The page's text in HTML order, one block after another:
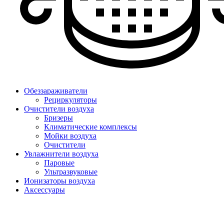
Обеззараживатели
Рециркуляторы
Очистители воздуха
Бризеры
Климатические комплексы
Мойки воздуха
Очистители
Увлажнители воздуха
Паровые
Ультразвуковые
Ионизаторы воздуха
Аксессуары